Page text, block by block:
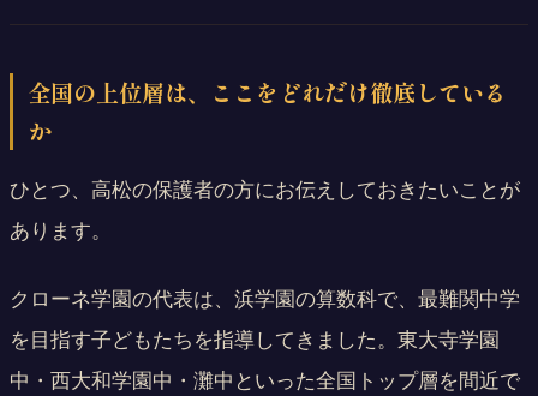
全国の上位層は、ここをどれだけ徹底している
か
ひとつ、高松の保護者の方にお伝えしておきたいことが
あります。
クローネ学園の代表は、浜学園の算数科で、最難関中学
を目指す子どもたちを指導してきました。東大寺学園
中・西大和学園中・灘中といった全国トップ層を間近で